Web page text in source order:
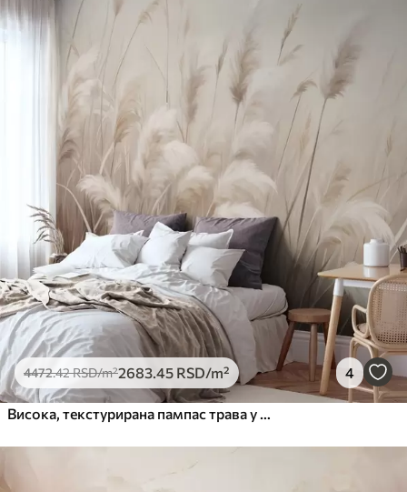
4472.42RSD/m²2683.45 RSD/m² 4
Висока, текстурирана пампас трава у меким, топлим, неутралним тоновима, са замућеном, светлом позадином